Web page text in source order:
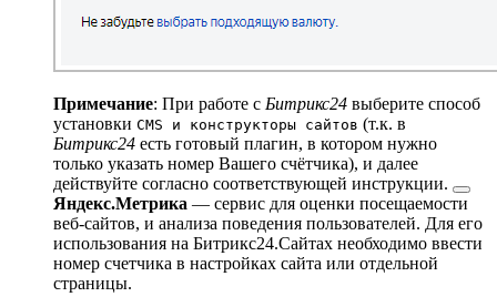
Примечание: При работе с Битрикс24 выберите способ
установки CMS и конструкторы сайтов (т.к. в
Битрикс24 есть готовый плагин, в котором нужно
только указать номер Вашего счётчика), и далее
действуйте согласно соответствующей инструкции.
Яндекс.Метрика — сервис для оценки посещаемости
веб-сайтов, и анализа поведения пользователей. Для его
использования на Битрикс24.Сайтах необходимо ввести
номер счетчика в настройках сайта или отдельной
страницы.